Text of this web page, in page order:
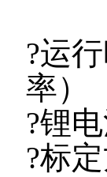
?运
率）
?锂
?标